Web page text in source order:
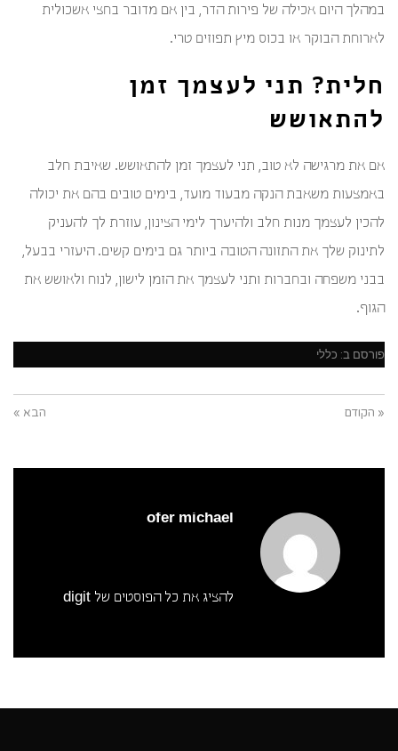
במהלך היום אכילה של פירות הדר, בין אם מדובר בחצי אשכולית
לארוחת הבוקר או בכוס מיץ תפוזים טרי.
חלית? תני לעצמך זמן
להתאושש
אם את מרגישה לא טוב, תני לעצמך זמן להתאושש. שאיבת חלב
באמצעות משאבת הנקה מבעוד מועד, בימים טובים בהם את יכולה
להכין לעצמך מנות חלב ולהיערך לימי הצינון, עוזרת לך להעניק
לתינוק שלך את התזונה הטובה ביותר גם בימים קשים. היעזרי בבעל,
בבני משפחה ובחברות ותני לעצמך את הזמן לישון, לנוח ולאושש את
הגוף.
פורסם ב: כללי
« הקודם הבא »
ofer michael
להציג את כל הפוסטים של digit